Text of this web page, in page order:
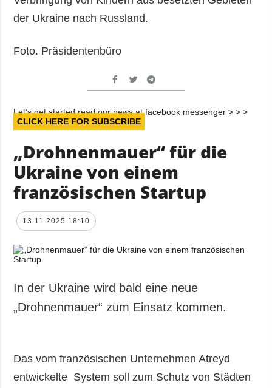
der Ukraine nach Russland.
Foto. Präsidentenbüro
Let’s get started read our news at facebook messenger > > >
CLICK HERE FOR SUBSCRIBE
„Drohnenmauer“ für die
Ukraine von einem
französischen Startup
13.11.2025 18:10
In der Ukraine wird bald eine neue
„Drohnenmauer“ zum Einsatz kommen.
Das vom französischen Unternehmen Atreyd
entwickelte System soll zum Schutz von Städten